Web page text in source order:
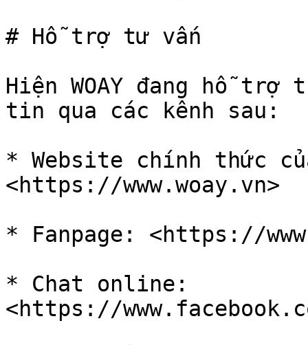
# Hỗ trợ tư vấn
Hiện WOAY đang hỗ
tin qua các kênh sau:
* Website chính thức của
<https://www.woay.vn>
* Fanpage: <https://
* Chat online:
<https://